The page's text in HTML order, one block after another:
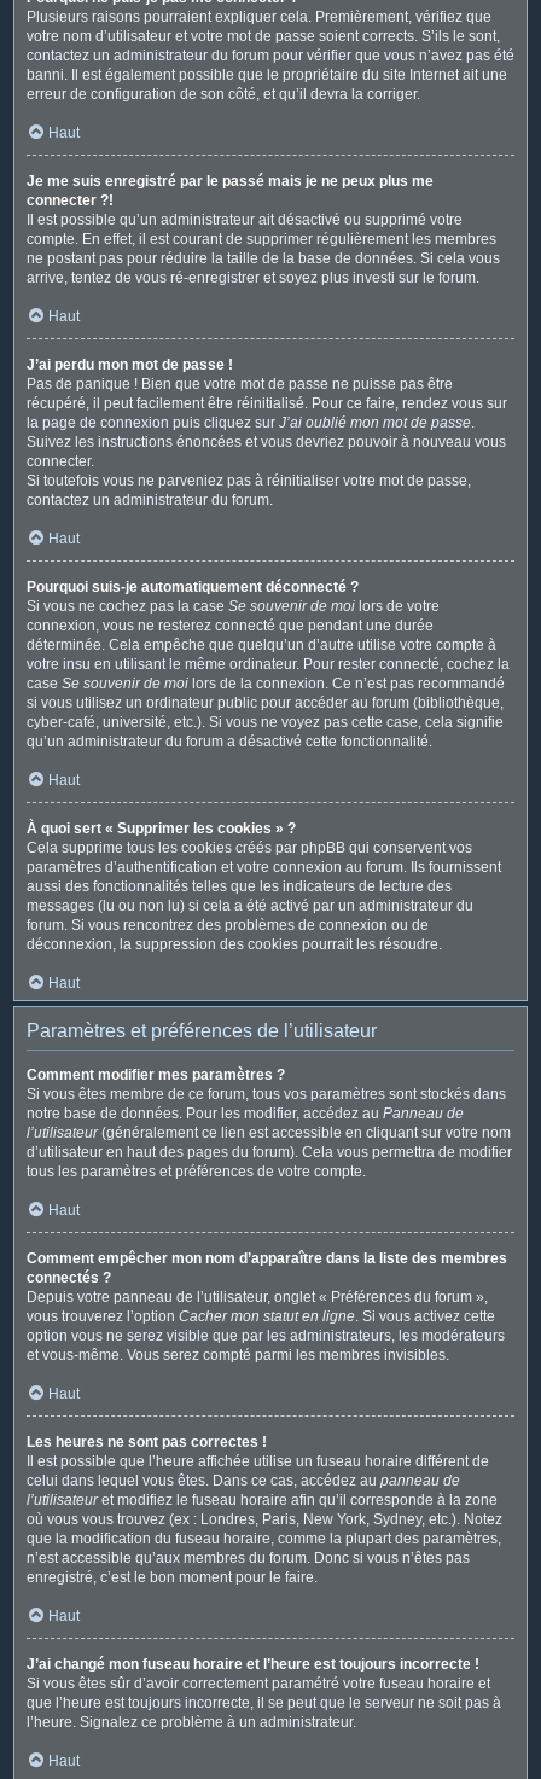
Plusieurs raisons pourraient expliquer cela. Premièrement, vérifiez que
votre nom d’utilisateur et votre mot de passe soient corrects. S’ils le sont,
contactez un administrateur du forum pour vérifier que vous n’avez pas été
banni. Il est également possible que le propriétaire du site Internet ait une
erreur de configuration de son côté, et qu’il devra la corriger.
Haut
Je me suis enregistré par le passé mais je ne peux plus me
connecter ?!
Il est possible qu’un administrateur ait désactivé ou supprimé votre
compte. En effet, il est courant de supprimer régulièrement les membres
ne postant pas pour réduire la taille de la base de données. Si cela vous
arrive, tentez de vous ré-enregistrer et soyez plus investi sur le forum.
Haut
J’ai perdu mon mot de passe !
Pas de panique ! Bien que votre mot de passe ne puisse pas être
récupéré, il peut facilement être réinitialisé. Pour ce faire, rendez vous sur
la page de connexion puis cliquez sur J’ai oublié mon mot de passe.
Suivez les instructions énoncées et vous devriez pouvoir à nouveau vous
connecter.
Si toutefois vous ne parveniez pas à réinitialiser votre mot de passe,
contactez un administrateur du forum.
Haut
Pourquoi suis-je automatiquement déconnecté ?
Si vous ne cochez pas la case Se souvenir de moi lors de votre
connexion, vous ne resterez connecté que pendant une durée
déterminée. Cela empêche que quelqu’un d’autre utilise votre compte à
votre insu en utilisant le même ordinateur. Pour rester connecté, cochez la
case Se souvenir de moi lors de la connexion. Ce n’est pas recommandé
si vous utilisez un ordinateur public pour accéder au forum (bibliothèque,
cyber-café, université, etc.). Si vous ne voyez pas cette case, cela signifie
qu’un administrateur du forum a désactivé cette fonctionnalité.
Haut
À quoi sert « Supprimer les cookies » ?
Cela supprime tous les cookies créés par phpBB qui conservent vos
paramètres d’authentification et votre connexion au forum. Ils fournissent
aussi des fonctionnalités telles que les indicateurs de lecture des
messages (lu ou non lu) si cela a été activé par un administrateur du
forum. Si vous rencontrez des problèmes de connexion ou de
déconnexion, la suppression des cookies pourrait les résoudre.
Haut
Paramètres et préférences de l’utilisateur
Comment modifier mes paramètres ?
Si vous êtes membre de ce forum, tous vos paramètres sont stockés dans
notre base de données. Pour les modifier, accédez au Panneau de
l’utilisateur(généralement ce lien est accessible en cliquant sur votre nom
d’utilisateur en haut des pages du forum). Cela vous permettra de modifier
tous les paramètres et préférences de votre compte.
Haut
Comment empêcher mon nom d’apparaître dans la liste des membres
connectés ?
Depuis votre panneau de l’utilisateur, onglet « Préférences du forum »,
vous trouverez l’option Cacher mon statut en ligne. Si vous activez cette
option vous ne serez visible que par les administrateurs, les modérateurs
et vous-même. Vous serez compté parmi les membres invisibles.
Haut
Les heures ne sont pas correctes !
Il est possible que l’heure affichée utilise un fuseau horaire différent de
celui dans lequel vous êtes. Dans ce cas, accédez au panneau de
l’utilisateuret modifiez le fuseau horaire afin qu’il corresponde à la zone
où vous vous trouvez (ex : Londres, Paris, New York, Sydney, etc.). Notez
que la modification du fuseau horaire, comme la plupart des paramètres,
n’est accessible qu’aux membres du forum. Donc si vous n’êtes pas
enregistré, c’est le bon moment pour le faire.
Haut
J’ai changé mon fuseau horaire et l’heure est toujours incorrecte !
Si vous êtes sûr d’avoir correctement paramétré votre fuseau horaire et
que l’heure est toujours incorrecte, il se peut que le serveur ne soit pas à
l’heure. Signalez ce problème à un administrateur.
Haut